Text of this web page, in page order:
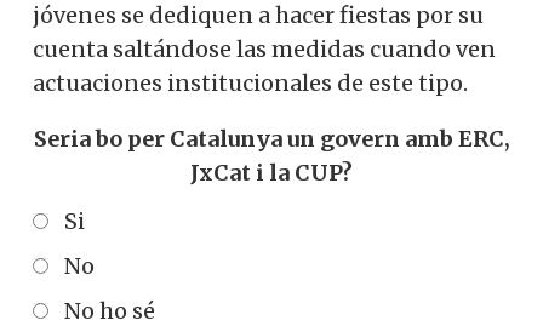
jóvenes se dediquen a hacer fiestas por su
cuenta saltándose las medidas cuando ven
actuaciones institucionales de este tipo.
Seria bo per Catalunya un govern amb ERC,
JxCat i la CUP?
Si
No
No ho sé